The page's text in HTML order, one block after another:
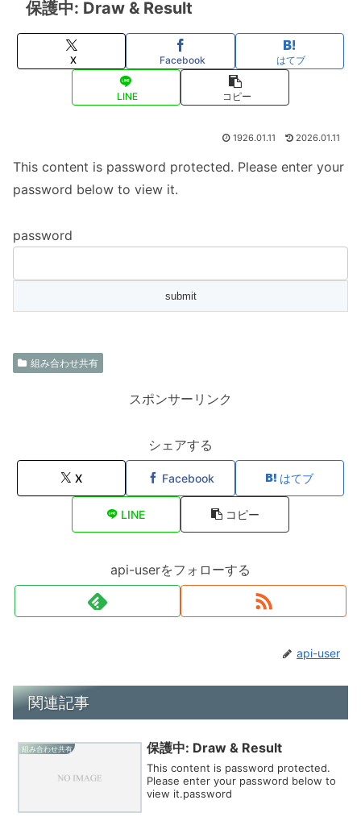
保護中: Draw & Result
X Facebook はてブ
LINE コピー
1926.01.11 2026.01.11
This content is password protected. Please enter your
password below to view it.
password
組み合わせ共有
スポンサーリンク
シェアする
X Facebook はてブ
LINE コピー
api-userをフォローする
api-user
関連記事
組み合わせ共有 保護中: Draw & Result
This content is password protected.
Please enter your password below to
view it.password